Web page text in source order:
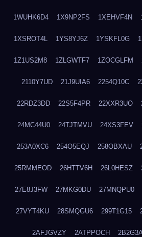
1WUHK6D4 1X9NP2FS 1XEHVF4N
1XSROT4L 1YS8YJ6Z 1YSKFL0G
1Z1US2M8 1ZLGWTF7 1ZOCGLFM
2110Y7UD 21J9UIA6 2254Q10C
22RDZ3DD 22S5F4PR 22XXR3UO
24MC44U0 24TJTMVU 24XS3FEV
253A0XC6 254O5EQJ 258OBXAU
25RMMEOD 26HTTV6H 26L0HESZ
27E8J3FW 27MKG0DU 27MNQPU0
27VYT4KU 28SMQGU6 299T1G15
2AFJGVZY 2ATPPOCH